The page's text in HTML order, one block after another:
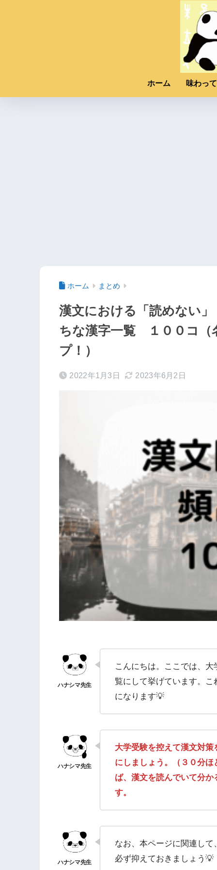
ホーム 味わっ
ホーム まとめ
漢文における「読めない
ちな漢字一覧 １００コ（
プ！）
2022年1月3日 2023年6月2日
こんにちは。ここでは、
覧にして挙げています。
になります💡
大学受験を控えて漢文対
にしましょう。（３０分
ば、漢文を読んでいて分
す。
なお、本ページに関連し
必ず抑えておきましょう💡